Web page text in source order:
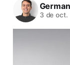
3 de oct.